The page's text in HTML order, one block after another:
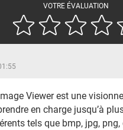
VOTRE ÉVALUATION
Viewer est une
en charge jusqu’à
tels que bmp, jpg, png,